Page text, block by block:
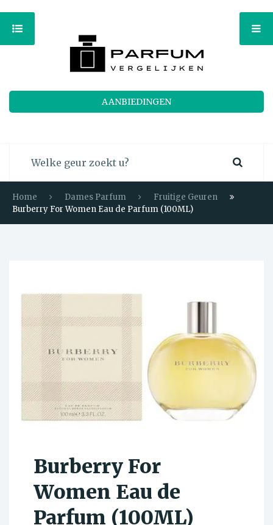
AANBIEDINGEN
Home Dames Parfum
Fruitige Geuren
Burberry For Women Eau de Parfum (100ML)
Burberry For
Women Eau de
Parfum (100ML)